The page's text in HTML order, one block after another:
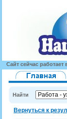
Сайт сейчас
Найти
Вернуться к